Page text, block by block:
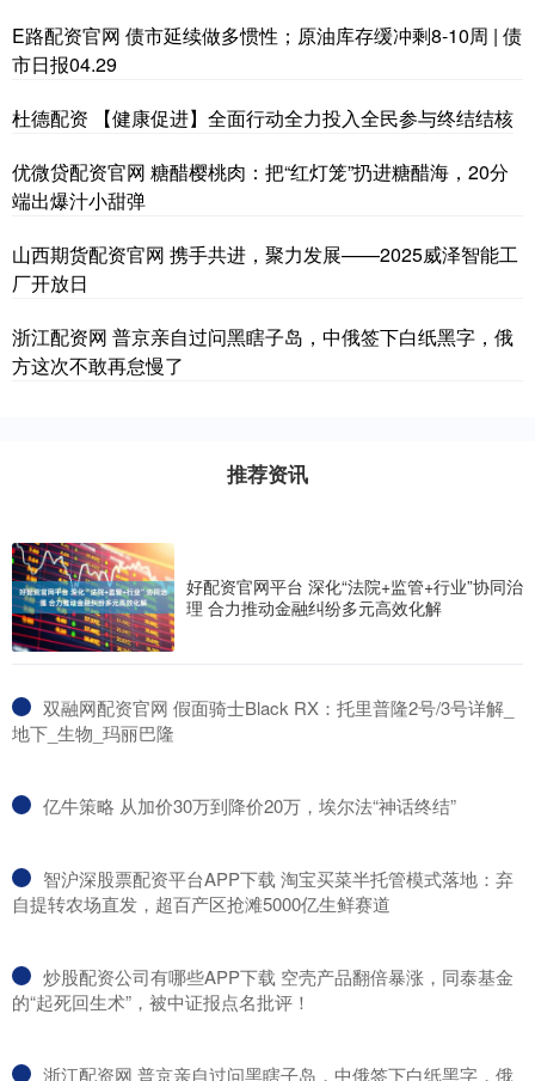
E路配资官网 债市延续做多惯性；原油库存缓冲剩8-10周 | 债
市日报04.29
杜德配资 【健康促进】全面行动全力投入全民参与终结结核
优微贷配资官网 糖醋樱桃肉：把“红灯笼”扔进糖醋海，20分
端出爆汁小甜弹
山西期货配资官网 携手共进，聚力发展——2025威泽智能工
厂开放日
浙江配资网 普京亲自过问黑瞎子岛，中俄签下白纸黑字，俄
方这次不敢再怠慢了
推荐资讯
好配资官网平台 深化“法院+监管+行业”协同治
理 合力推动金融纠纷多元高效化解
​双融网配资官网 假面骑士Black RX：托里普隆2号/3号详解_
地下_生物_玛丽巴隆
​亿牛策略 从加价30万到降价20万，埃尔法“神话终结”
​智沪深股票配资平台APP下载 淘宝买菜半托管模式落地：弃
自提转农场直发，超百产区抢滩5000亿生鲜赛道
​炒股配资公司有哪些APP下载 空壳产品翻倍暴涨，同泰基金
的“起死回生术”，被中证报点名批评！
​浙江配资网 普京亲自过问黑瞎子岛，中俄签下白纸黑字，俄